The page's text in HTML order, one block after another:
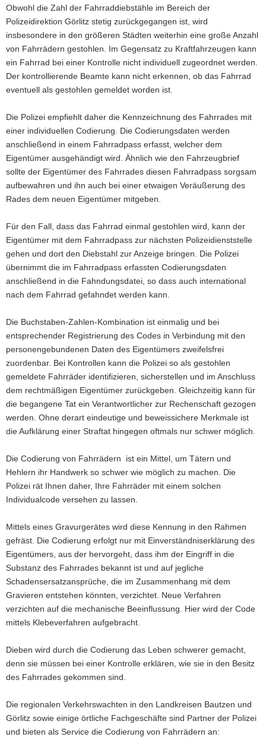
a
v
i
g
a
t
i
n
Obwohl die Zahl der Fahrraddiebstähle im Bereich der
Polizeidirektion Görlitz stetig zurückgegangen ist, wird
insbesondere in den größeren Städten weiterhin eine große Anzahl
von Fahrrädern gestohlen. Im Gegensatz zu Kraftfahrzeugen kann
ein Fahrrad bei einer Kontrolle nicht individuell zugeordnet werden.
Der kontrollierende Beamte kann nicht erkennen, ob das Fahrrad
eventuell als gestohlen gemeldet worden ist.
Die Polizei empfiehlt daher die Kennzeichnung des Fahrrades mit
einer individuellen Codierung. Die Codierungsdaten werden
anschließend in einem Fahrradpass erfasst, welcher dem
Eigentümer ausgehändigt wird. Ähnlich wie den Fahrzeugbrief
sollte der Eigentümer des Fahrrades diesen Fahrradpass sorgsam
aufbewahren und ihn auch bei einer etwaigen Veräußerung des
Rades dem neuen Eigentümer mitgeben.
Für den Fall, dass das Fahrrad einmal gestohlen wird, kann der
Eigentümer mit dem Fahrradpass zur nächsten Polizeidienststelle
gehen und dort den Diebstahl zur Anzeige bringen. Die Polizei
übernimmt die im Fahrradpass erfassten Codierungsdaten
anschließend in die Fahndungsdatei, so dass auch international
nach dem Fahrrad gefahndet werden kann.
Die Buchstaben-Zahlen-Kombination ist einmalig und bei
entsprechender Registrierung des Codes in Verbindung mit den
personengebundenen Daten des Eigentümers zweifelsfrei
zuordenbar. Bei Kontrollen kann die Polizei so als gestohlen
gemeldete Fahrräder identifizieren, sicherstellen und im Anschluss
dem rechtmäßigen Eigentümer zurückgeben. Gleichzeitig kann für
die begangene Tat ein Verantwortlicher zur Rechenschaft gezogen
werden. Ohne derart eindeutige und beweissichere Merkmale ist
die Aufklärung einer Straftat hingegen oftmals nur schwer möglich.
Die Codierung von Fahrrädern ist ein Mittel, um Tätern und
Hehlern ihr Handwerk so schwer wie möglich zu machen. Die
Polizei rät Ihnen daher, Ihre Fahrräder mit einem solchen
Individualcode versehen zu lassen.
Mittels eines Gravurgerätes wird diese Kennung in den Rahmen
gefräst. Die Codierung erfolgt nur mit Einverständniserklärung des
Eigentümers, aus der hervorgeht, dass ihm der Eingriff in die
Substanz des Fahrrades bekannt ist und auf jegliche
Schadensersatzansprüche, die im Zusammenhang mit dem
Gravieren entstehen könnten, verzichtet. Neue Verfahren
verzichten auf die mechanische Beeinflussung. Hier wird der Code
mittels Klebeverfahren aufgebracht.
Dieben wird durch die Codierung das Leben schwerer gemacht,
denn sie müssen bei einer Kontrolle erklären, wie sie in den Besitz
des Fahrrades gekommen sind.
Die regionalen Verkehrswachten in den Landkreisen Bautzen und
Görlitz sowie einige örtliche Fachgeschäfte sind Partner der Polizei
und bieten als Service die Codierung von Fahrrädern an: